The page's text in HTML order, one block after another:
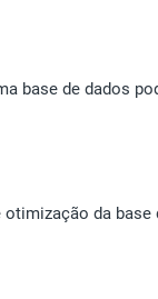
base de dados
da base